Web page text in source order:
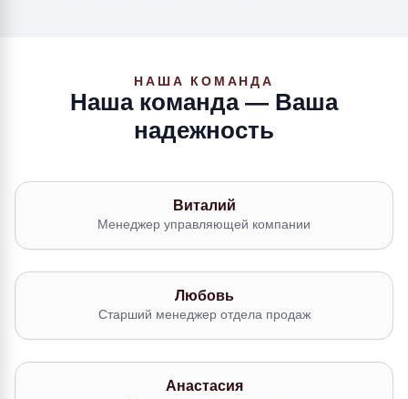
НАША КОМАНДА
Наша команда — Ваша
надежность
Виталий
Менеджер управляющей компании
Любовь
Старший менеджер отдела продаж
Анастасия